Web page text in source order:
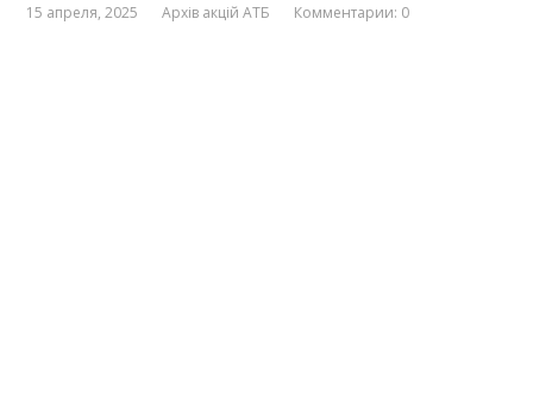
15 апреля, 2025 Архів акцій АТБ Комментарии: 0